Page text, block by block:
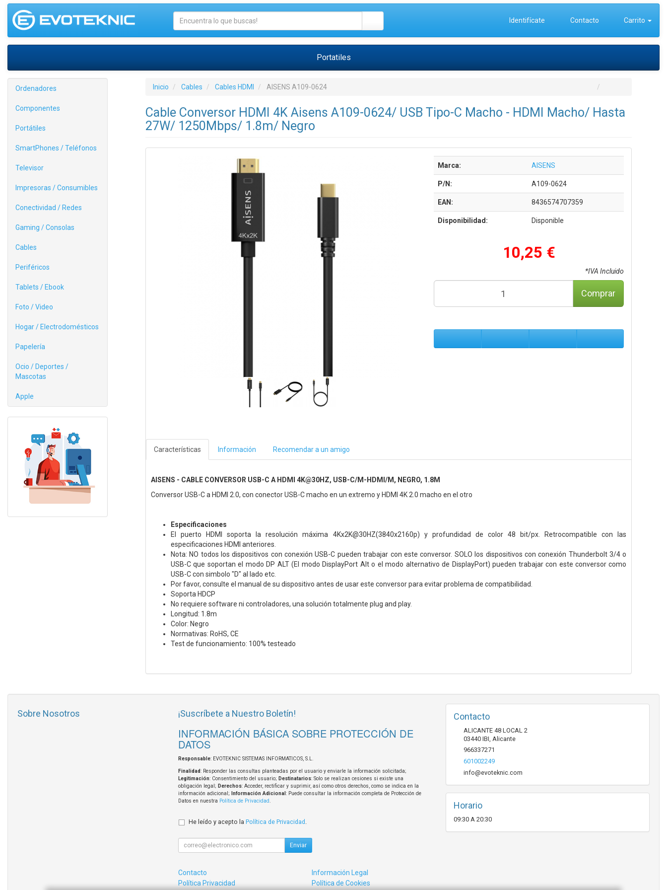
Identifícate Contacto Carrito
Portatiles
Ordenadores
Componentes
Portátiles
SmartPhones / Teléfonos
Televisor
Impresoras / Consumibles
Conectividad / Redes
Gaming / Consolas
Cables
Periféricos
Tablets / Ebook
Foto / Video
Hogar / Electrodomésticos
Papelería
Ocio / Deportes /
Mascotas
Apple
Inicio Cables Cables HDMI AISENS A109-0624
Cable Conversor HDMI 4K Aisens A109-0624/ USB Tipo-C Macho - HDMI Macho/ Hasta
27W/ 1250Mbps/ 1.8m/ Negro
Marca: AISENS
P/N: A109-0624
EAN: 8436574707359
Disponibilidad: Disponible
10,25 €
*IVA Incluido
Comprar
Características Información Recomendar a un amigo
AISENS - CABLE CONVERSOR USB-C A HDMI 4K@30HZ, USB-C/M-HDMI/M, NEGRO, 1.8M
Conversor USB-C a HDMI 2.0, con conector USB-C macho en un extremo y HDMI 4K 2.0 macho en el otro
Especificaciones
El puerto HDMI soporta la resolución máxima 4Kx2K@30HZ(3840x2160p) y profundidad de color 48 bit/px. Retrocompatible con las
especificaciones HDMI anteriores.
Nota: NO todos los dispositivos con conexión USB-C pueden trabajar con este conversor. SOLO los dispositivos con conexión Thunderbolt 3/4 o
USB-C que soportan el modo DP ALT (El modo DisplayPort Alt o el modo alternativo de DisplayPort) pueden trabajar con este conversor como
USB-C con simbolo "D" al lado etc.
Por favor, consulte el manual de su dispositivo antes de usar este conversor para evitar problema de compatibilidad.
Soporta HDCP
No requiere software ni controladores, una solución totalmente plug and play.
Longitud: 1.8m
Color: Negro
Normativas: RoHS, CE
Test de funcionamiento: 100% testeado
Sobre Nosotros ¡Suscríbete a Nuestro Boletín!
INFORMACIÓN BÁSICA SOBRE PROTECCIÓN DE
DATOS
Responsable: EVOTEKNIC SISTEMAS INFORMATICOS, S.L.
Finalidad: Responder las consultas planteadas por el usuario y enviarle la información solicitada;
Legitimación: Consentimiento del usuario; Destinatarios: Solo se realizan cesiones si existe una
obligación legal; Derechos: Acceder, rectificar y suprimir, así como otros derechos, como se indica en la
información adicional;
Información Adicional : Puede consultar la información completa de Protección de
Datos en nuestra Política de Privacidad.
He leído y acepto la Política de Privacidad .
Enviar
Contacto
Información Legal
Política Privacidad
Política de Cookies
Contacto
ALICANTE 48 LOCAL 2
03440 IBI, Alicante
966337271
601002249
info@evoteknic.com
Horario
09:30 A 20:30